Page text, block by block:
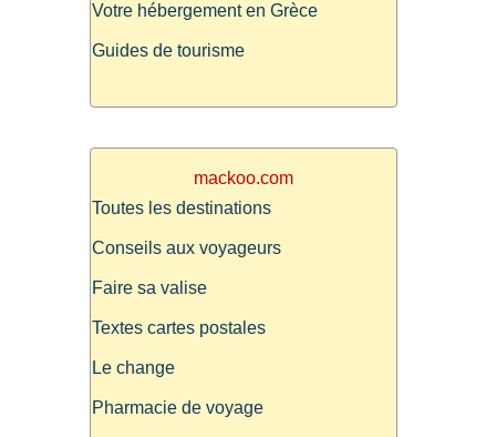
Votre hébergement en Grèce
Guides de tourisme
mackoo.com
Toutes les destinations
Conseils aux voyageurs
Faire sa valise
Textes cartes postales
Le change
Pharmacie de voyage